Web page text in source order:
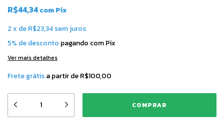
R$44,34comPix
2x deR$23,34sem juros
5% de desconto pagando com Pix
Ver mais detalhes
Frete grátisa partir deR$100,00